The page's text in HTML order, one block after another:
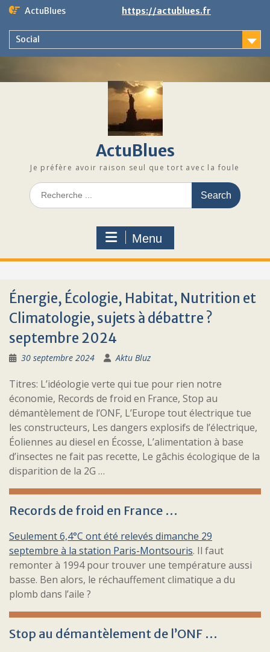
Skip
content
ActuBlues https://actublues.fr
Social
ActuBlues
Je préfère avoir raison seul que tort avec la foule
Search
for:
Menu
Énergie, Écologie, Habitat, Nutrition et
Climatologie, sujets à débattre ?
septembre 2024
30 septembre 2024 Aktu Bluz
Titres: L’idéologie verte qui tue pour rien notre
économie, Records de froid en France, Stop au
démantèlement de l’ONF, L’Europe tout électrique tue
les constructeurs, Les dangers explosifs de l’électrique,
Éoliennes au diesel en Écosse, L’alimentation à base
d’insectes ne fait pas recette, Le gâchis écologique de la
disparition de la 2G …
Records de froid en France …
Seulement 6,4°C ont été relevés dimanche 29
septembre à la station Paris-Montsouris. Il faut
remonter à 1994 pour trouver une température aussi
basse. Ben alors, le réchauffement climatique a du
plomb dans l’aile ?
Stop au démantèlement de l’ONF …